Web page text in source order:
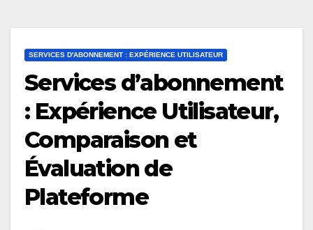
SERVICES D'ABONNEMENT : EXPÉRIENCE UTILISATEUR
Services d’abonnement
: Expérience Utilisateur,
Comparaison et
Évaluation de
Plateforme